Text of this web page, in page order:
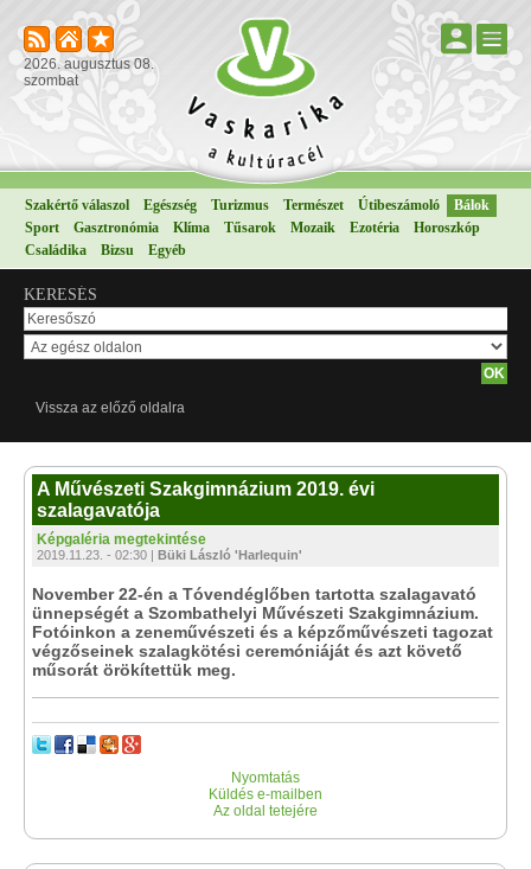
2026. augusztus 08.
szombat
Szakértő válaszol Egészség Turizmus Természet Útibeszámoló
Bálok
Sport
Gasztronómia Klíma Tűsarok Mozaik Ezotéria
Horoszkóp
Családika
Bizsu Egyéb
KERESÉS
Vissza az előző oldalra
A Művészeti Szakgimnázium 2019. évi
szalagavatója
Képgaléria megtekintése
2019.11.23. - 02:30 | Büki László 'Harlequin'
November 22-én a Tóvendéglőben tartotta szalagavató
ünnepségét a Szombathelyi Művészeti Szakgimnázium.
Fotóinkon a zeneművészeti és a képzőművészeti tagozat
végzőseinek szalagkötési ceremóniáját és azt követő
műsorát örökítettük meg.
Nyomtatás
Küldés e-mailben
Az oldal tetejére